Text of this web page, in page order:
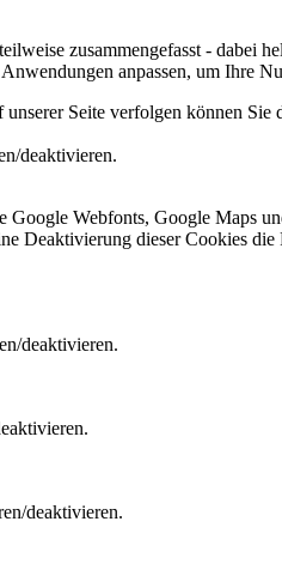
zusammengefasst -
anpassen, um Ihre
Seite verfolgen können
deaktivieren.
Google Webfonts, Google Maps
Deaktivierung dieser Cookies
deaktivieren.
deaktivieren.